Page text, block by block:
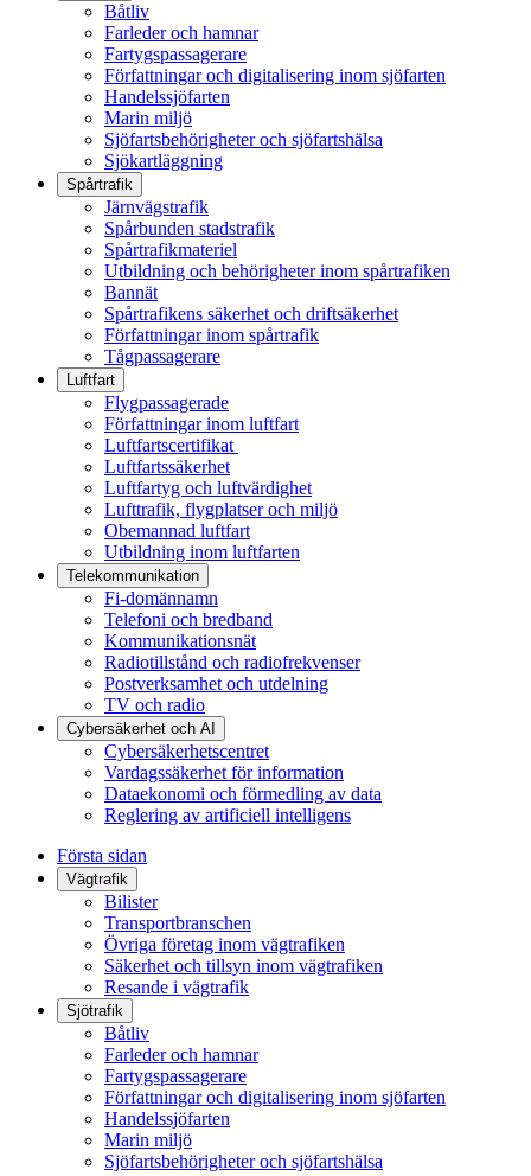
Båtliv
Farleder och hamnar
Fartygspassagerare
Författningar och digitalisering inom sjöfarten
Handelssjöfarten
Marin miljö
Sjöfartsbehörigheter och sjöfartshälsa
Sjökartläggning
Spårtrafik
Järnvägstrafik
Spårbunden stadstrafik
Spårtrafikmateriel
Utbildning och behörigheter inom spårtrafiken
Bannät
Spårtrafikens säkerhet och driftsäkerhet
Författningar inom spårtrafik
Tågpassagerare
Luftfart
Flygpassagerade
Författningar inom luftfart
Luftfartscertifikat
Luftfartssäkerhet
Luftfartyg och luftvärdighet
Lufttrafik, flygplatser och miljö
Obemannad luftfart
Utbildning inom luftfarten
Telekommunikation
Fi-domännamn
Telefoni och bredband
Kommunikationsnät
Radiotillstånd och radiofrekvenser
Postverksamhet och utdelning
TV och radio
Cybersäkerhet och AI
Cybersäkerhetscentret
Vardagssäkerhet för information
Dataekonomi och förmedling av data
Reglering av artificiell intelligens
Första sidan
Vägtrafik
Bilister
Transportbranschen
Övriga företag inom vägtrafiken
Säkerhet och tillsyn inom vägtrafiken
Resande i vägtrafik
Sjötrafik
Båtliv
Farleder och hamnar
Fartygspassagerare
Författningar och digitalisering inom sjöfarten
Handelssjöfarten
Marin miljö
Sjöfartsbehörigheter och sjöfartshälsa